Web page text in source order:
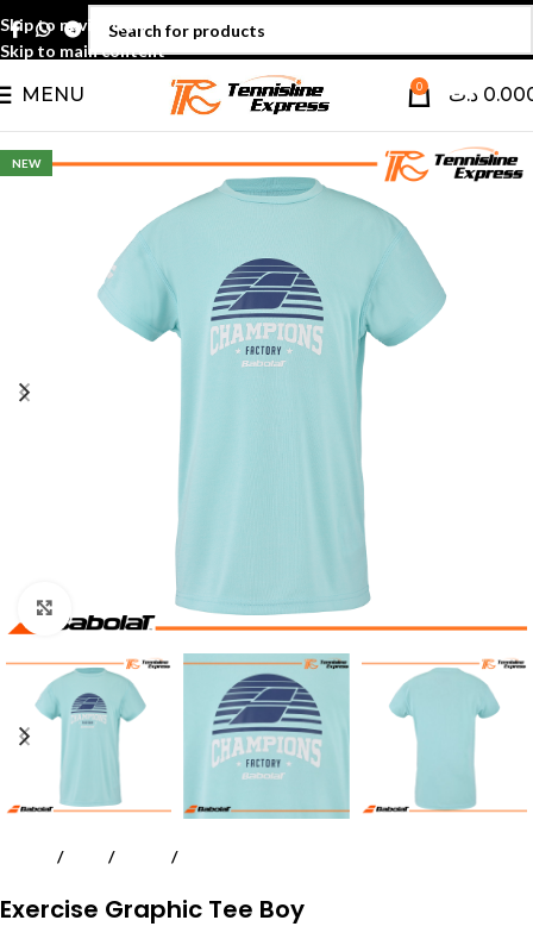
Skip to navigation
Skip to main content
MENU 0 د.ت
NEW
Click to enlarge
Padel Textile Juniors et enfants
Exercise Graphic Tee Boy